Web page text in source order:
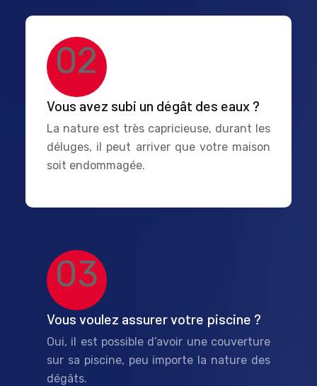
02
Vous avez subi un dégât des eaux ?
La nature est très capricieuse, durant les
déluges, il peut arriver que votre maison
soit endommagée.
03
Vous voulez assurer votre piscine ?
Oui, il est possible d’avoir une couverture
sur sa piscine, peu importe la nature des
dégâts.